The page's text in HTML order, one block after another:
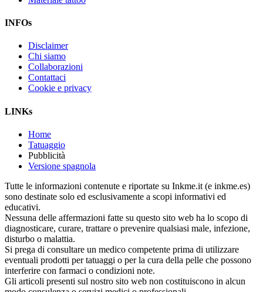
INFOs
Disclaimer
Chi siamo
Collaborazioni
Contattaci
Cookie e privacy
LINKs
Home
Tatuaggio
Pubblicità
Versione spagnola
Tutte le informazioni contenute e riportate su Inkme.it (e inkme.es)
sono destinate solo ed esclusivamente a scopi informativi ed
educativi.
Nessuna delle affermazioni fatte su questo sito web ha lo scopo di
diagnosticare, curare, trattare o prevenire qualsiasi male, infezione,
disturbo o malattia.
Si prega di consultare un medico competente prima di utilizzare
eventuali prodotti per tatuaggi o per la cura della pelle che possono
interferire con farmaci o condizioni note.
Gli articoli presenti sul nostro sito web non costituiscono in alcun